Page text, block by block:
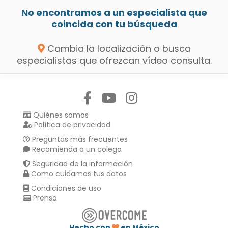
No encontramos a un especialista que
coincida con tu búsqueda
Cambia la localización o busca
especialistas que ofrezcan vídeo consulta.
Quiénes somos
Política de privacidad
Preguntas más frecuentes
Recomienda a un colega
Seguridad de la información
Como cuidamos tus datos
Condiciones de uso
Prensa